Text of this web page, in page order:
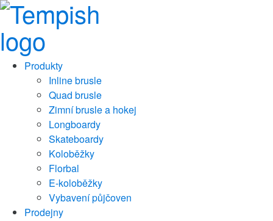
Produkty
Inline brusle
Quad brusle
Zimní brusle a hokej
Longboardy
Skateboardy
Koloběžky
Florbal
E-koloběžky
Vybavení půjčoven
Prodejny